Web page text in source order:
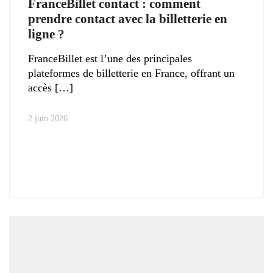
FranceBillet contact : comment
prendre contact avec la billetterie en
ligne ?
FranceBillet est l’une des principales
plateformes de billetterie en France, offrant un
accès
2 juin 2026